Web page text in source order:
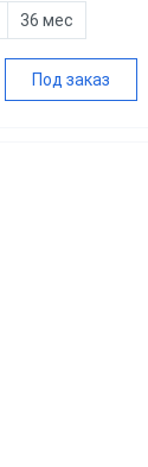
36 мес
Под заказ